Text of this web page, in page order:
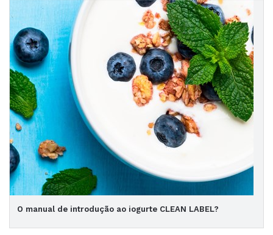
O manual de introdução ao iogurte CLEAN LABEL?